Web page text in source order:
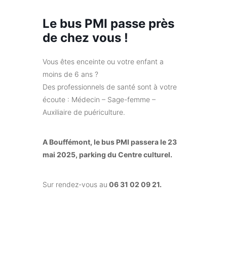
Le bus PMI passe près
de chez vous !
Vous êtes enceinte ou votre enfant a
moins de 6 ans ?
Des professionnels de santé sont à votre
écoute : Médecin – Sage-femme –
Auxiliaire de puériculture.
A Bouffémont, le bus PMI passera le 23
mai 2025, parking du Centre culturel.
Sur rendez-vous au 06 31 02 09 21.